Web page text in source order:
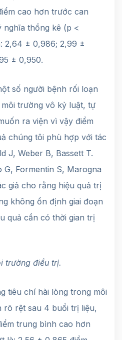
cao hơn trước can
nghĩa thồng kê (p <
2,64 ± 0,986; 2,99 ±
± 0,950.
số người bệnh rối loạn
trường vô kỷ luật, tự
ra viện vì vậy điểm
chúng tôi phù hợp với tác
J, Weber B, Bassett T.
G, Formentin S, Marogna
giả cho rằng hiệu quả trị
không ổn định giai đoạn
quả cần có thời gian trị
trường điều trị.
tiêu chí hài lòng trong môi
rõ rệt sau 4 buổi trị liệu,
trung bình cao hơn